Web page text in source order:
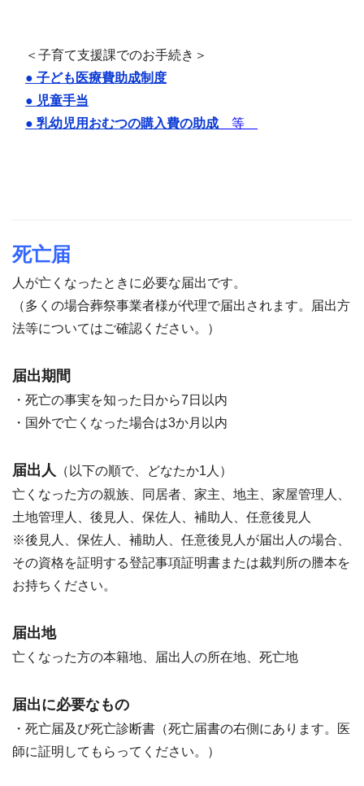
＜子育て支援課でのお手続き＞
● 子ども医療費助成制度
● 児童手当
● 乳幼児用おむつの購入費の助成 等
死亡届
人が亡くなったときに必要な届出です。
（多くの場合葬祭事業者様が代理で届出されます。届出方
法等についてはご確認ください。）
届出期間
・死亡の事実を知った日から7日以内
・国外で亡くなった場合は3か月以内
届出人 （以下の順で、どなたか1人）
亡くなった方の親族、同居者、家主、地主、家屋管理人、
土地管理人、後見人、保佐人、補助人、任意後見人
※後見人、保佐人、補助人、任意後見人が届出人の場合、
その資格を証明する登記事項証明書または裁判所の謄本を
お持ちください。
届出地
亡くなった方の本籍地、届出人の所在地、死亡地
届出に必要なもの
・死亡届及び死亡診断書（死亡届書の右側にあります。医
師に証明してもらってください。）